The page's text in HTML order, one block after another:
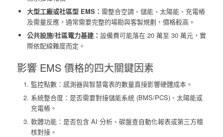
大型工廠或社區型 EMS： 需整合空調、儲能、太陽能、充電樁
及需量反應，通常需要完整的場勘與客製規劃，價格較高。
公共設施/社區電力基建： 設備費可能落在 20 萬至 30 萬元，實
際依配線難度而定。
影響 EMS 價格的四大關鍵因素
監控點數：感測器與智慧電表的數量直接影響硬體成本。
系統整合度：是否需要對接儲能系統 (BMS/PCS)、太陽能或
充電樁。
軟體功能：是否包含 AI 分析、碳盤查自動化報表或第三方稽
核對接。